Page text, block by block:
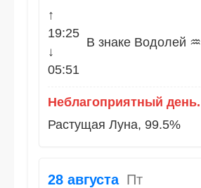
↑
19:25
↓
05:51
В знаке Водолей ♒
Неблагоприятный день.
Растущая Луна, 99.5%
28 августа Пт